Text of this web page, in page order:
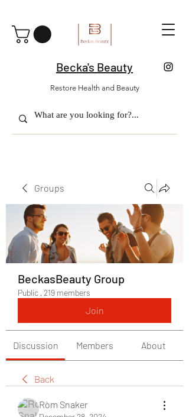
Becka's Beauty
Restore Health and Beauty
Groups
BeckasBeauty Group
Public · 219 members
Join
Discussion Members About
Back
Ròm Snaker